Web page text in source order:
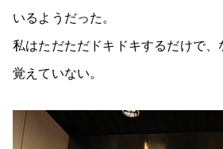
いるようだった。
私はただただドキドキするだけで、
覚えていない。